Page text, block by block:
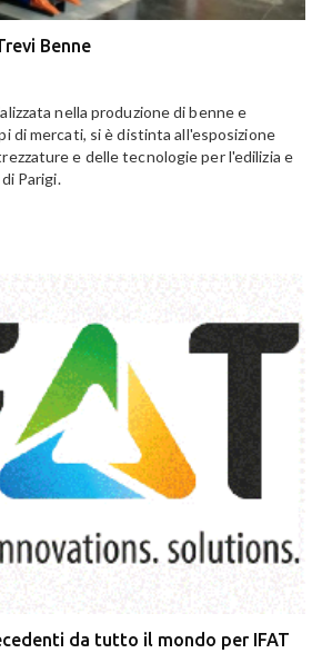
Benne
nella produzione di benne e
di mercati, si è distinta all'esposizione
e delle tecnologie per l'edilizia e
Parigi.
da tutto il mondo per IFAT